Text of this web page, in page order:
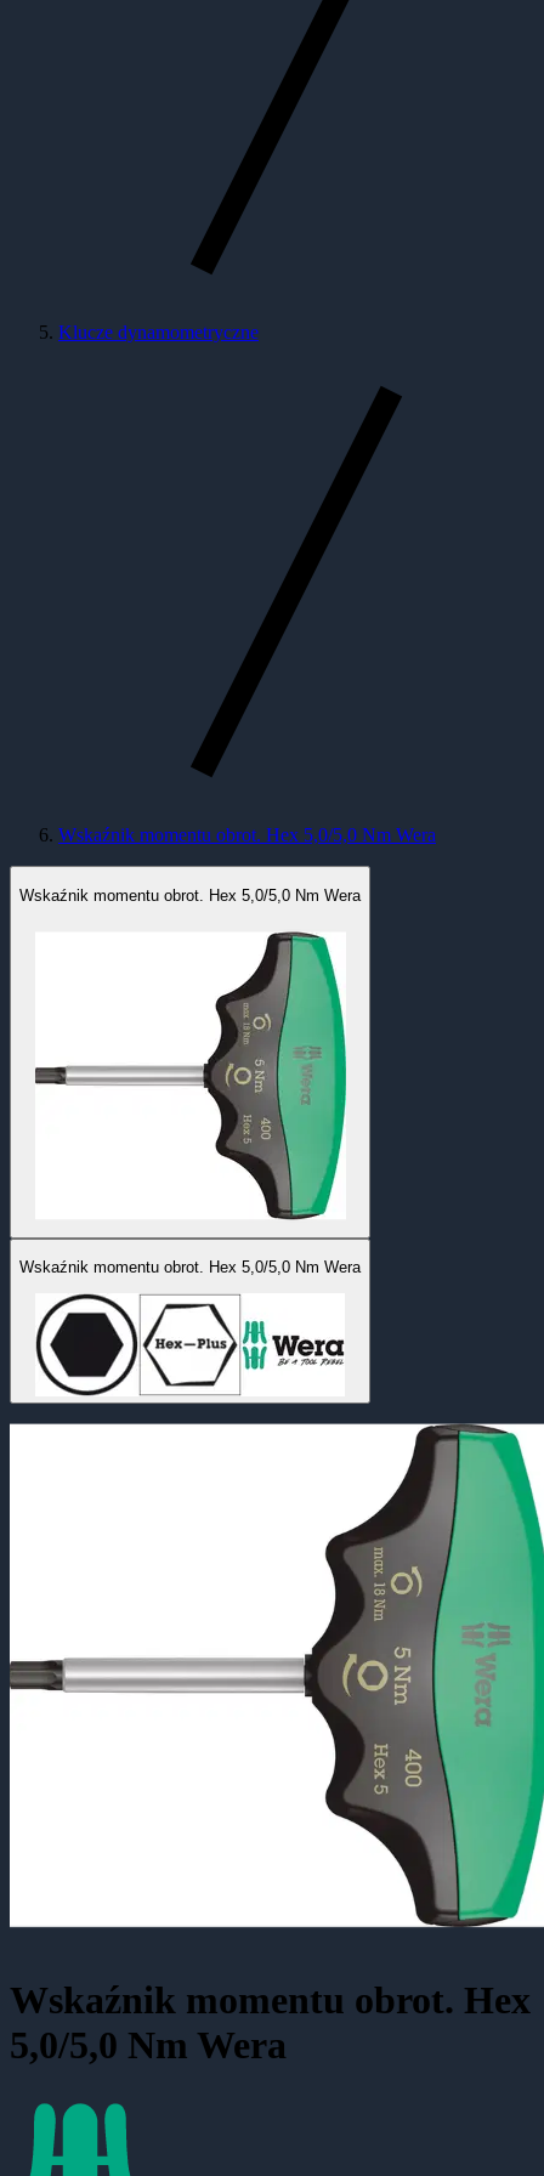
Klucze dynamometryczne
Wskaźnik momentu obrot. Hex 5,0/5,0 Nm Wera
Wskaźnik momentu obrot. Hex 5,0/5,0 Nm Wera
Wskaźnik momentu obrot. Hex 5,0/5,0 Nm Wera
Wskaźnik momentu obrot. Hex
5,0/5,0 Nm Wera